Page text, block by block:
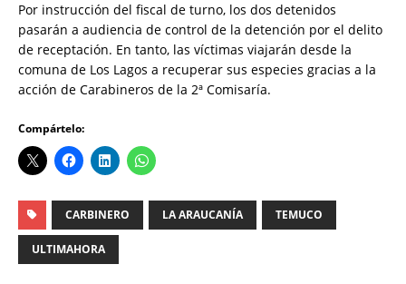
Por instrucción del fiscal de turno, los dos detenidos
pasarán a audiencia de control de la detención por el delito
de receptación. En tanto, las víctimas viajarán desde la
comuna de Los Lagos a recuperar sus especies gracias a la
acción de Carabineros de la 2ª Comisaría.
Compártelo:
CARBINERO LA ARAUCANÍA TEMUCO
ULTIMAHORA